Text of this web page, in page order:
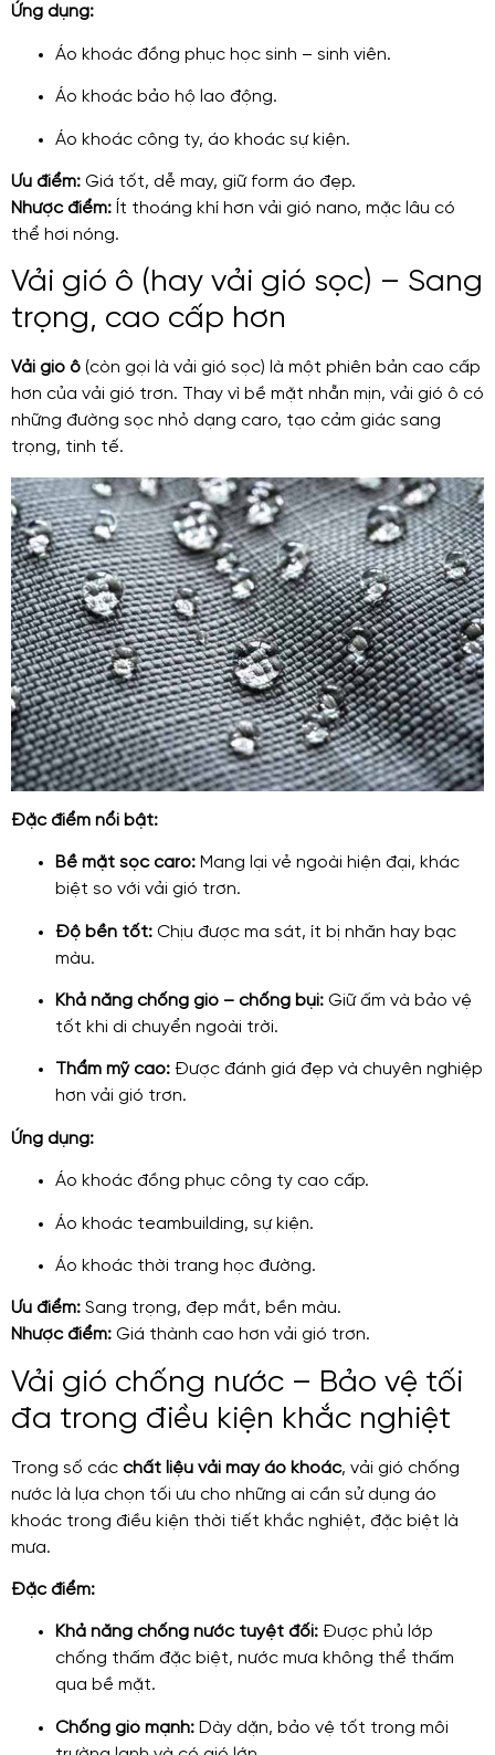
Ứng dụng:
Áo khoác đồng phục học sinh – sinh viên.
Áo khoác bảo hộ lao động.
Áo khoác công ty, áo khoác sự kiện.
Ưu điểm: Giá tốt, dễ may, giữ form áo đẹp.
Nhược điểm: Ít thoáng khí hơn vải gió nano, mặc lâu có
thể hơi nóng.
Vải gió ô (hay vải gió sọc) – Sang
trọng, cao cấp hơn
Vải gió ô (còn gọi là vải gió sọc) là một phiên bản cao cấp
hơn của vải gió trơn. Thay vì bề mặt nhẵn mịn, vải gió ô có
những đường sọc nhỏ dạng caro, tạo cảm giác sang
trọng, tinh tế.
Đặc điểm nổi bật:
Bề mặt sọc caro: Mang lại vẻ ngoài hiện đại, khác
biệt so với vải gió trơn.
Độ bền tốt: Chịu được ma sát, ít bị nhăn hay bạc
màu.
Khả năng chống gió – chống bụi: Giữ ấm và bảo vệ
tốt khi di chuyển ngoài trời.
Thẩm mỹ cao: Được đánh giá đẹp và chuyên nghiệp
hơn vải gió trơn.
Ứng dụng:
Áo khoác đồng phục công ty cao cấp.
Áo khoác teambuilding, sự kiện.
Áo khoác thời trang học đường.
Ưu điểm: Sang trọng, đẹp mắt, bền màu.
Nhược điểm: Giá thành cao hơn vải gió trơn.
Vải gió chống nước – Bảo vệ tối
đa trong điều kiện khắc nghiệt
Trong số các chất liệu vải may áo khoác, vải gió chống
nước là lựa chọn tối ưu cho những ai cần sử dụng áo
khoác trong điều kiện thời tiết khắc nghiệt, đặc biệt là
mưa.
Đặc điểm:
Khả năng chống nước tuyệt đối: Được phủ lớp
chống thấm đặc biệt, nước mưa không thể thấm
qua bề mặt.
Chống gió mạnh: Dày dặn, bảo vệ tốt trong môi